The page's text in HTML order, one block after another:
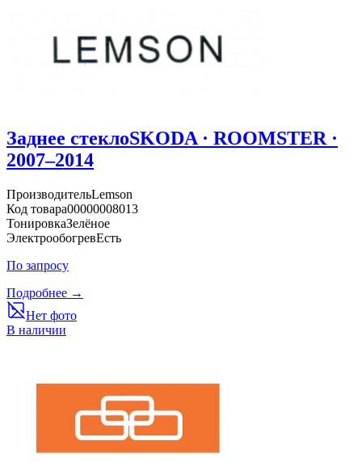
Заднее стеклоSKODA · ROOMSTER ·
2007–2014
ПроизводительLemson
Код товара00000008013
ТонировкаЗелёное
ЭлектрообогревЕсть
По запросу
Подробнее →
Нет фото
В наличии